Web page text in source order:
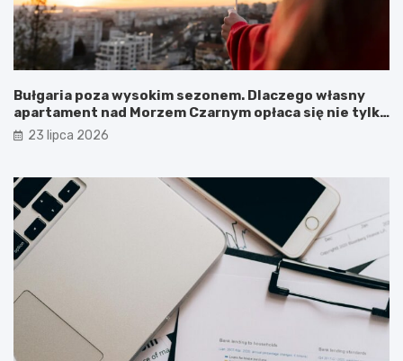
Bułgaria poza wysokim sezonem. Dlaczego własny
apartament nad Morzem Czarnym opłaca się nie tylko
latem?
23 lipca 2026